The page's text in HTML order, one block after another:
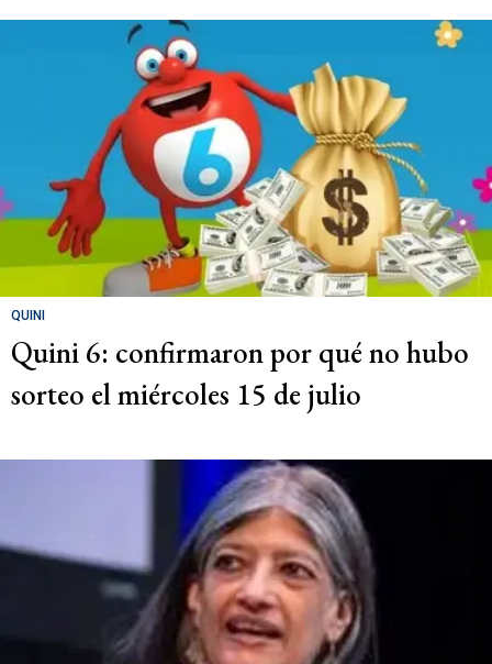
QUINI
Quini 6: confirmaron por qué no hubo
sorteo el miércoles 15 de julio